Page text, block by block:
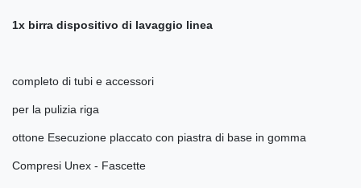
1x birra dispositivo di lavaggio linea
completo di tubi e accessori
per la pulizia riga
ottone Esecuzione placcato con piastra di base in gomma
Compresi Unex - Fascette